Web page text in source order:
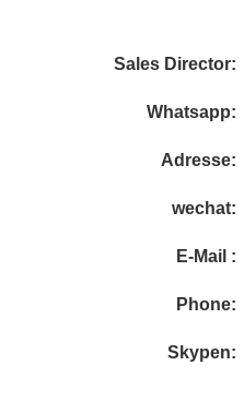
Sales Director:
Whatsapp:
Adresse:
wechat:
E-Mail :
Phone:
Skypen: